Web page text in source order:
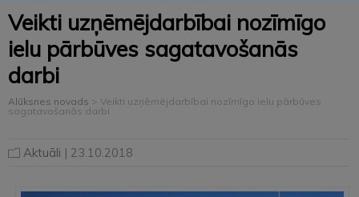
Veikti uzņēmējdarbībai nozīmīgo
ielu pārbūves sagatavošanās
darbi
Alūksnes novads > Veikti uzņēmējdarbībai nozīmīgo ielu pārbūves
sagatavošanās darbi
Aktuāli | 23.10.2018